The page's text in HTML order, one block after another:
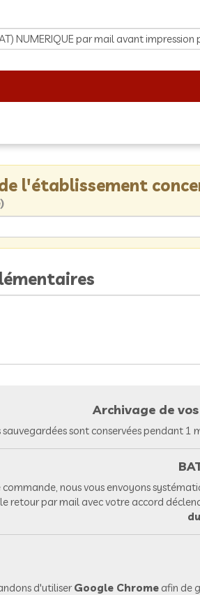
l'établissement
Archivage de
sauvegardées sont conservées pendant 1
nous vous envoyons
retour par mail avec votre accord
d'utiliserGoogle Chromeafin de